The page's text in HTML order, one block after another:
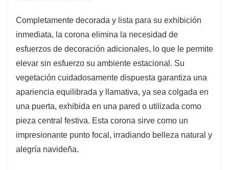
Completamente decorada y lista para su exhibición
inmediata, la corona elimina la necesidad de
esfuerzos de decoración adicionales, lo que le permite
elevar sin esfuerzo su ambiente estacional. Su
vegetación cuidadosamente dispuesta garantiza una
apariencia equilibrada y llamativa, ya sea colgada en
una puerta, exhibida en una pared o utilizada como
pieza central festiva. Esta corona sirve como un
impresionante punto focal, irradiando belleza natural y
alegría navideña.